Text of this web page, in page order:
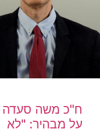
ח"כ משה סעדה
על מבהיר: "לא